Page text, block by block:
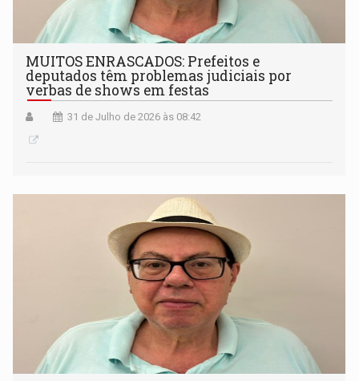
MUITOS ENRASCADOS: Prefeitos e
deputados têm problemas judiciais por
verbas de shows em festas
31 de Julho de 2026 às 08:42